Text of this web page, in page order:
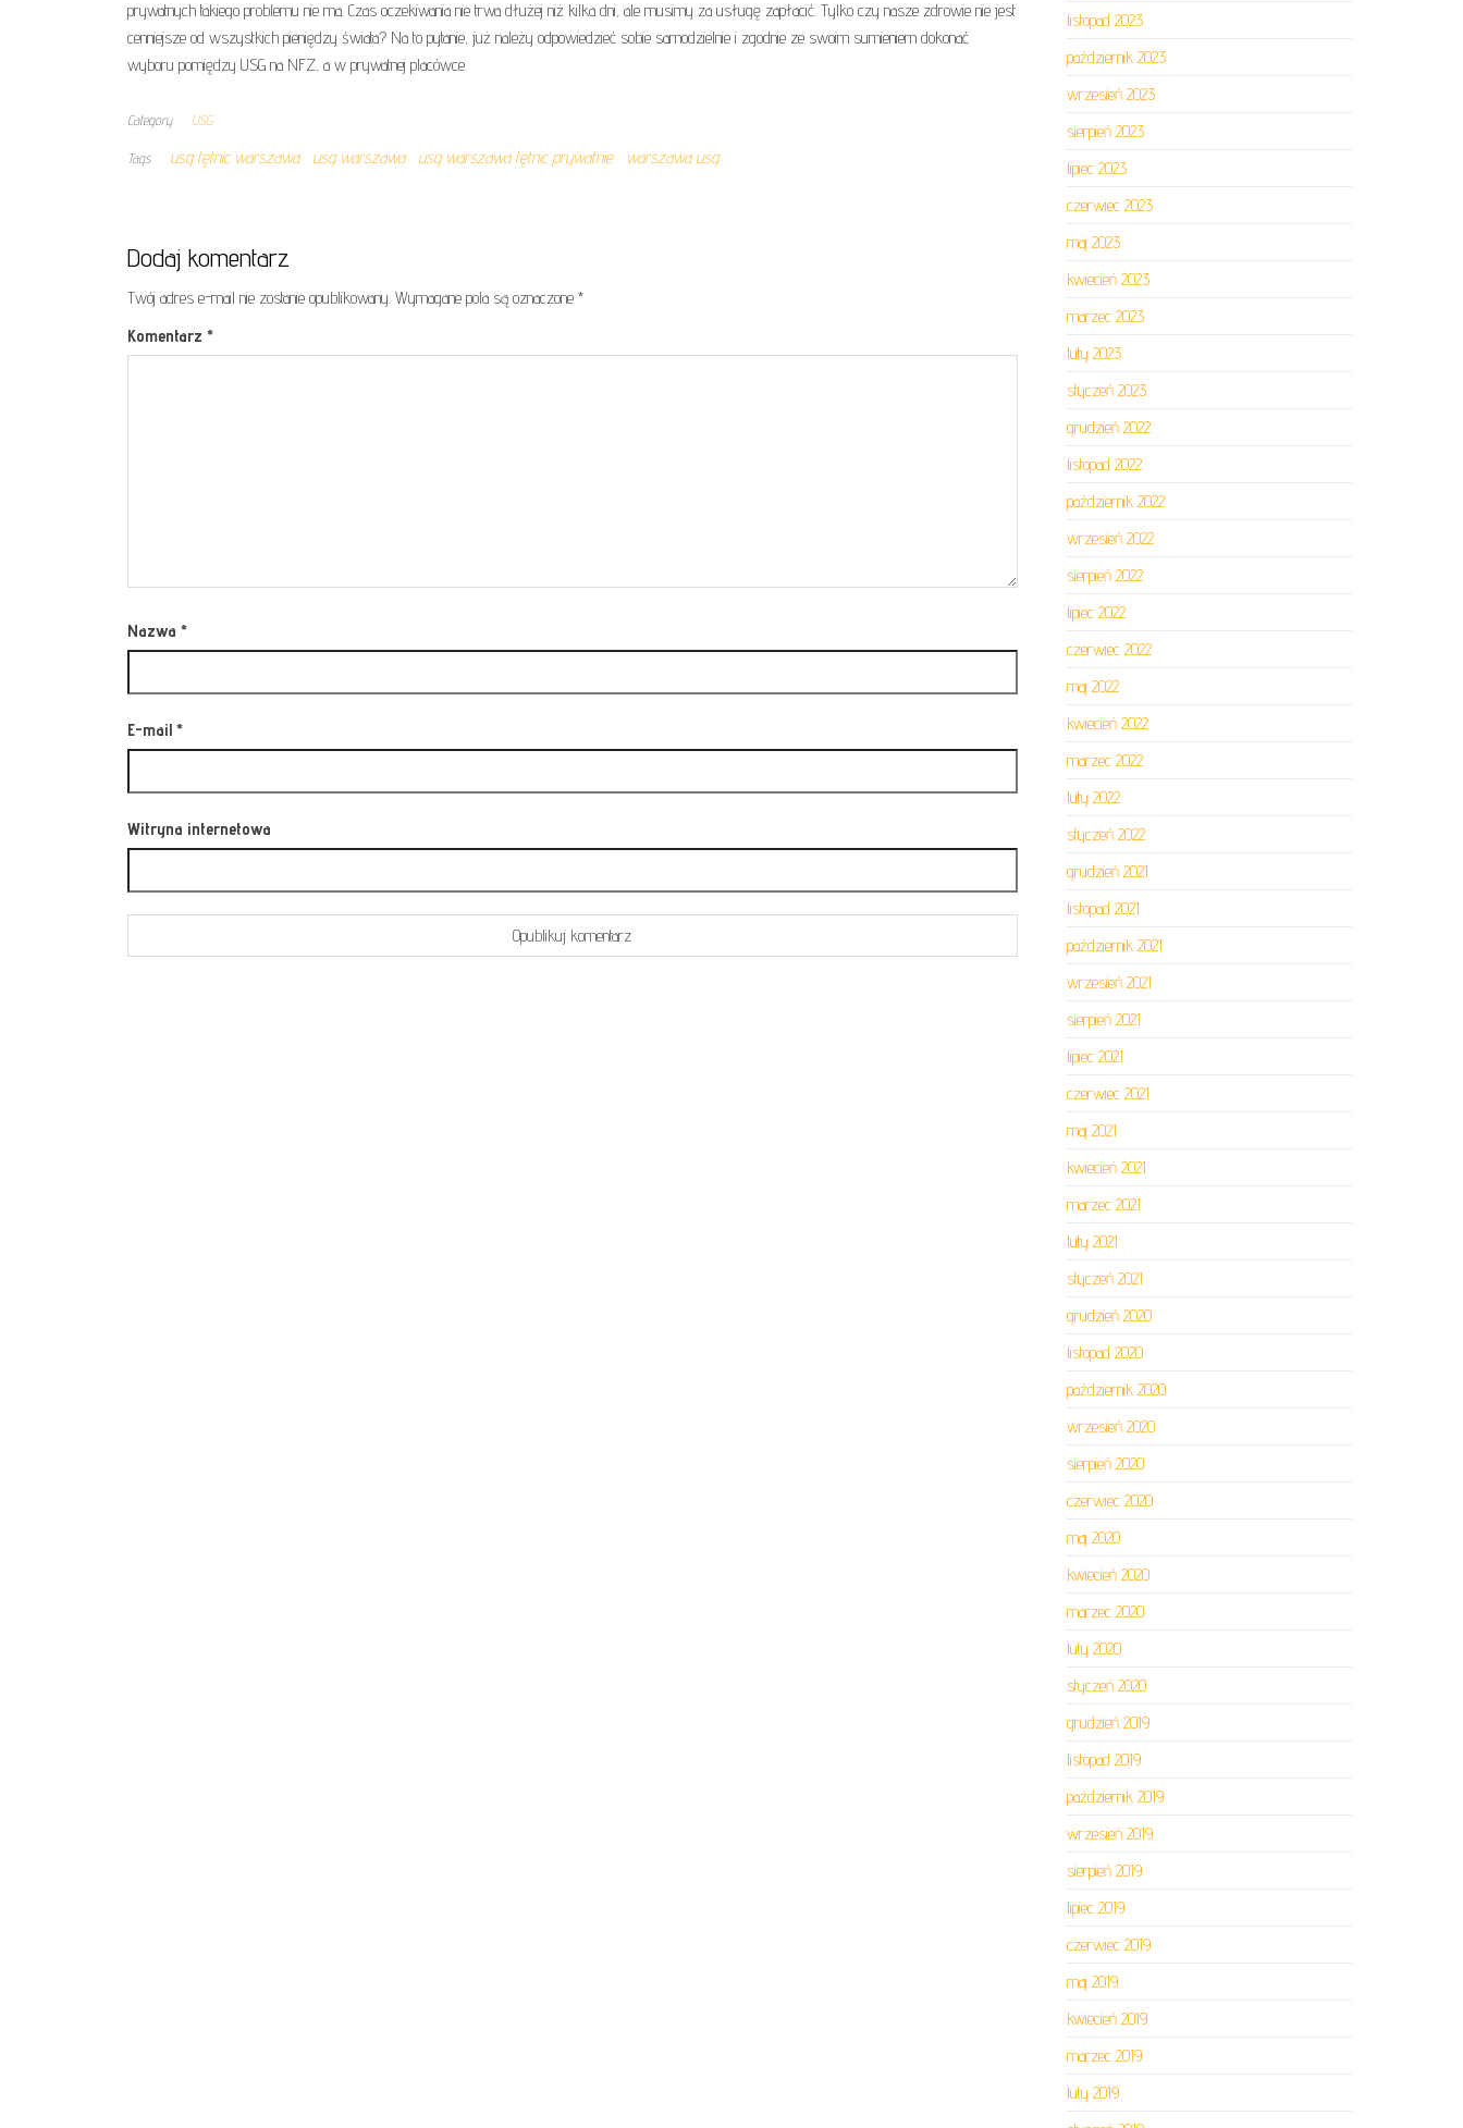
prywatnych takiego problemu nie ma. Czas oczekiwania nie trwa dłużej niż kilka dni, ale musimy za usługę zapłacić. Tylko czy nasze zdrowie nie jest
cenniejsze od wszystkich pieniędzy świata? Na to pytanie, już należy odpowiedzieć sobie samodzielnie i zgodnie ze swoim sumieniem dokonać
wyboru pomiędzy USG na NFZ, a w prywatnej placówce.
Category USG
Tags usg tętnic warszawa usg warszawa usg warszawa tętnic prywatnie warszawa usg
Dodaj komentarz
Twój adres e-mail nie zostanie opublikowany. Wymagane pola są oznaczone *
Komentarz *
Nazwa *
E-mail *
Witryna internetowa
listopad 2023
październik 2023
wrzesień 2023
sierpień 2023
lipiec 2023
czerwiec 2023
maj 2023
kwiecień 2023
marzec 2023
luty 2023
styczeń 2023
grudzień 2022
listopad 2022
październik 2022
wrzesień 2022
sierpień 2022
lipiec 2022
czerwiec 2022
maj 2022
kwiecień 2022
marzec 2022
luty 2022
styczeń 2022
grudzień 2021
listopad 2021
październik 2021
wrzesień 2021
sierpień 2021
lipiec 2021
czerwiec 2021
maj 2021
kwiecień 2021
marzec 2021
luty 2021
styczeń 2021
grudzień 2020
listopad 2020
październik 2020
wrzesień 2020
sierpień 2020
czerwiec 2020
maj 2020
kwiecień 2020
marzec 2020
luty 2020
styczeń 2020
grudzień 2019
listopad 2019
październik 2019
wrzesień 2019
sierpień 2019
lipiec 2019
czerwiec 2019
maj 2019
kwiecień 2019
marzec 2019
luty 2019